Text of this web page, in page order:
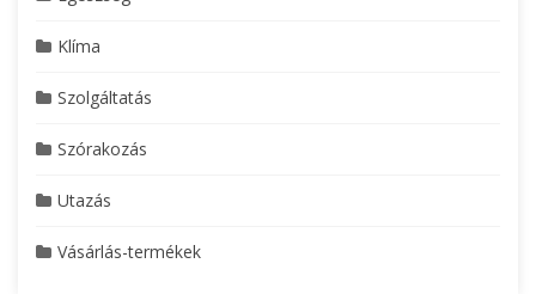
Klíma
Szolgáltatás
Szórakozás
Utazás
Vásárlás-termékek